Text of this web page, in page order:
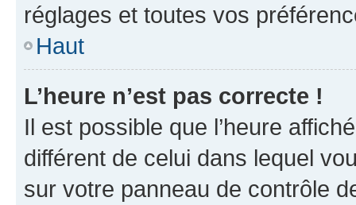
réglages et toutes vos
Haut
L’heure n’est pas correcte !
Il est possible que l’heure
différent de celui dans lequel
sur votre panneau de contrôle